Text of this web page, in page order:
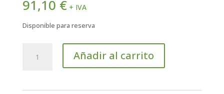
91,10 € + IVA
Disponible para reserva
tensión
Añadir al carrito